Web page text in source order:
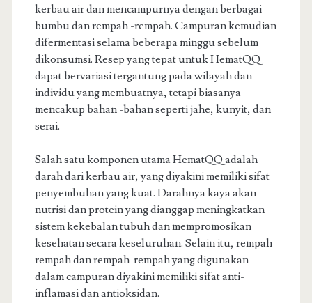
kerbau air dan mencampurnya dengan berbagai
bumbu dan rempah -rempah. Campuran kemudian
difermentasi selama beberapa minggu sebelum
dikonsumsi. Resep yang tepat untuk HematQQ
dapat bervariasi tergantung pada wilayah dan
individu yang membuatnya, tetapi biasanya
mencakup bahan -bahan seperti jahe, kunyit, dan
serai.
Salah satu komponen utama HematQQ adalah
darah dari kerbau air, yang diyakini memiliki sifat
penyembuhan yang kuat. Darahnya kaya akan
nutrisi dan protein yang dianggap meningkatkan
sistem kekebalan tubuh dan mempromosikan
kesehatan secara keseluruhan. Selain itu, rempah-
rempah dan rempah-rempah yang digunakan
dalam campuran diyakini memiliki sifat anti-
inflamasi dan antioksidan.